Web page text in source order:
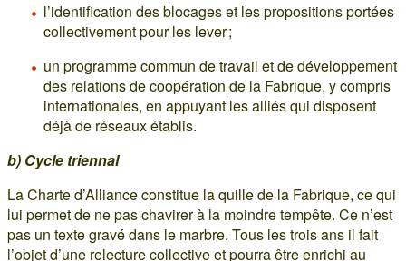
l’identification des blocages et les propositions portées
collectivement pour les lever ;
un programme commun de travail et de développement
des relations de coopération de la Fabrique, y compris
internationales, en appuyant les alliés qui disposent
déjà de réseaux établis.
b) Cycle triennal
La Charte d’Alliance constitue la quille de la Fabrique, ce qui
lui permet de ne pas chavirer à la moindre tempête. Ce n’est
pas un texte gravé dans le marbre. Tous les trois ans il fait
l’objet d’une relecture collective et pourra être enrichi au